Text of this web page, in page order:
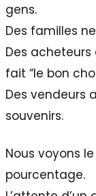
gens.
Des familles
Des
fait “le bon
Des vendeurs
souvenirs.
Nous voyons
pourcentage.